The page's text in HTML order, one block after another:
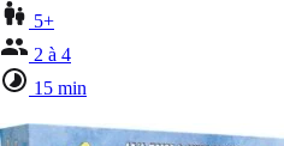
5+
2 à 4
15 min